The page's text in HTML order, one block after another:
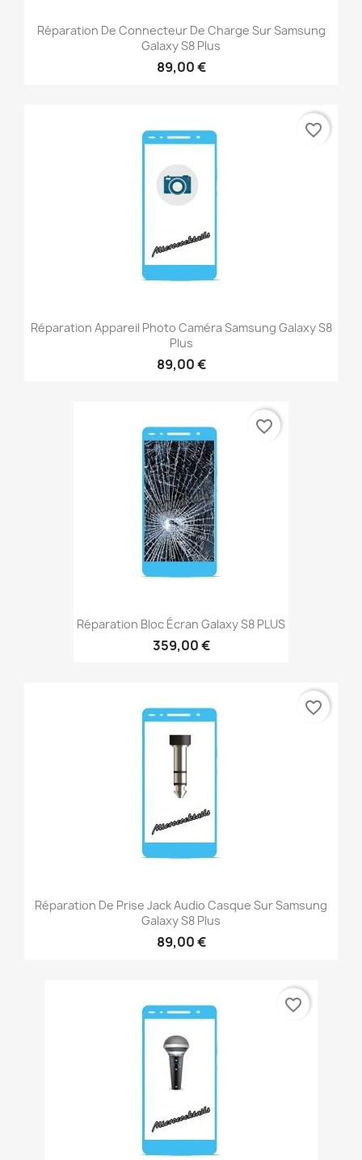
Réparation De Connecteur De Charge Sur Samsung
Galaxy S8 Plus
89,00 €
Réparation Appareil Photo Caméra Samsung Galaxy S8
Plus
89,00 €
favorite_border
Réparation Bloc Écran Galaxy S8 PLUS
359,00 €
favorite_border
Réparation De Prise Jack Audio Casque Sur Samsung
Galaxy S8 Plus
89,00 €
favorite_border
favorite_border